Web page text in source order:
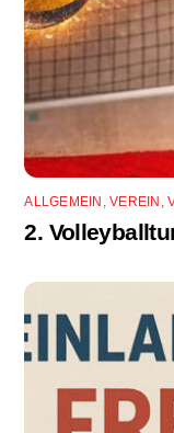
ALLGEMEIN ,VEREIN
2.